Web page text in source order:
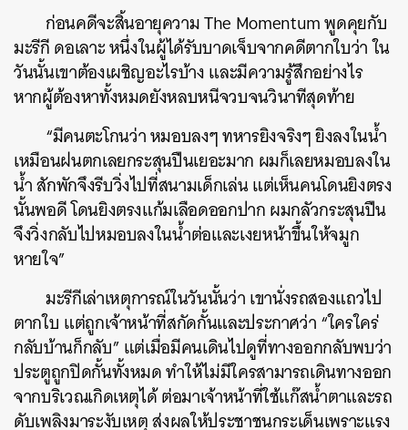
ก่อนคดีจะสิ้นอายุความ The Momentum พูดคุยกับ
มะรีกี ดอเลาะ หนึ่งในผู้ได้รับบาดเจ็บจากคดีตากใบว่า ใน
วันนั้นเขาต้องเผชิญอะไรบ้าง และมีความรู้สึกอย่างไร
หากผู้ต้องหาทั้งหมดยังหลบหนีจวบจนวินาทีสุดท้าย
“มีคนตะโกนว่า หมอบลงๆ ทหารยิงจริงๆ ยิงลงในน้ำ
เหมือนฝนตกเลยกระสุนปืนเยอะมาก ผมก็เลยหมอบลงใน
น้ำ สักพักจึงรีบวิ่งไปที่สนามเด็กเล่น แต่เห็นคนโดนยิงตรง
นั้นพอดี โดนยิงตรงแก้มเลือดออกปาก ผมกลัวกระสุนปืน
จึงวิ่งกลับไปหมอบลงในน้ำต่อและเงยหน้าขึ้นให้จมูก
หายใจ”
มะรีกีเล่าเหตุการณ์ในวันนั้นว่า เขานั่งรถสองแถวไป
ตากใบ แต่ถูกเจ้าหน้าที่สกัดกั้นและประกาศว่า “ใครใคร่
กลับบ้านก็กลับ” แต่เมื่อมีคนเดินไปดูที่ทางออกกลับพบว่า
ประตูถูกปิดกั้นทั้งหมด ทำให้ไม่มีใครสามารถเดินทางออก
จากบริเวณเกิดเหตุได้ ต่อมาเจ้าหน้าที่ใช้แก๊สน้ำตาและรถ
ดับเพลิงมาระงับเหตุ ส่งผลให้ประชาชนกระเด็นเพราะแรง